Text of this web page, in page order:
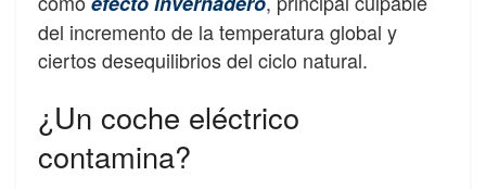
del incremento de la temperatura global y
ciertos desequilibrios del ciclo natural.
¿Un coche eléctrico
contamina?